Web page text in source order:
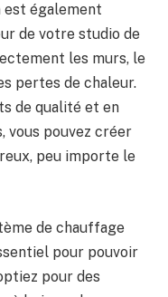
est​ également
de votre⁢ studio de
les ⁣murs, ⁤le
pertes de chaleur.
de qualité et ‌en
vous‌ pouvez créer‍
peu importe ⁣le
de⁣ chauffage
pour pouvoir
pour des